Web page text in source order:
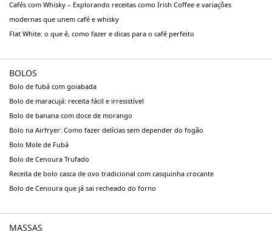
Cafés com Whisky – Explorando receitas como Irish Coffee e variações
modernas que unem café e whisky
Flat White: o que é, como fazer e dicas para o café perfeito
BOLOS
Bolo de fubá com goiabada
Bolo de maracujá: receita fácil e irresistível
Bolo de banana com doce de morango
Bolo na Airfryer: Como fazer delícias sem depender do fogão
Bolo Mole de Fubá
Bolo de Cenoura Trufado
Receita de bolo casca de ovo tradicional com casquinha crocante
Bolo de Cenoura que já sai recheado do forno
MASSAS